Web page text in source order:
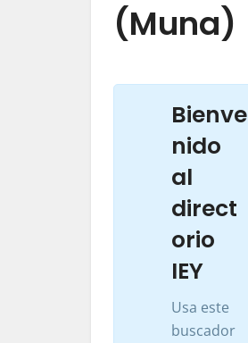
(Muna)
Bienve
nido
al
direct
orio
IEY
Usa este
buscador